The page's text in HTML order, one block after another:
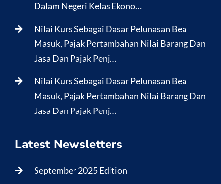
Dalam Negeri Kelas Ekono…
Nilai Kurs Sebagai Dasar Pelunasan Bea
Masuk, Pajak Pertambahan Nilai Barang Dan
Jasa Dan Pajak Penj…
Nilai Kurs Sebagai Dasar Pelunasan Bea
Masuk, Pajak Pertambahan Nilai Barang Dan
Jasa Dan Pajak Penj…
Latest Newsletters
September 2025 Edition